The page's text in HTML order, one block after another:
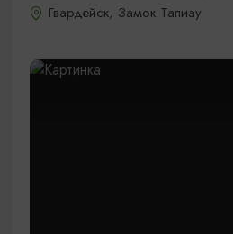
Гвардейск, Замок Тапиау